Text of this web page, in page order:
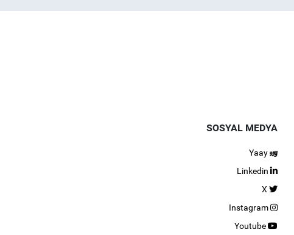
SOSYAL MEDYA
Yaay
Linkedin
X
Instagram
Youtube